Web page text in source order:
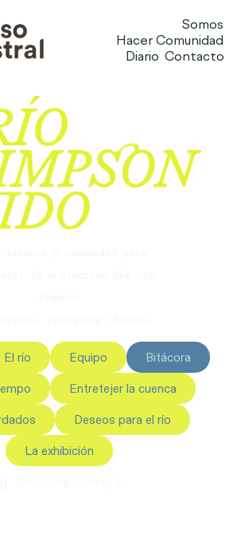
Somos
Hacer Comunidad
Diario Contacto
El río Equipo Bitácora
Entretejer la cuenca
Deseos para el río
La exhibición